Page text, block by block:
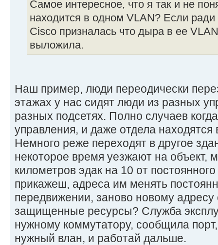
Самое интересное, что я так и не
находится в одном VLAN? Если ради
Cisco призналась что дыра в ее
выложила.
Наш пример, люди переодически
этажах у нас сидят люди из разных
разных подсетях. Полно случаев
управления, и даже отдела находятся
Немного реже переходят в другое
некоторое время уезжают на объект,
километров эдак на 10 от
прикажеш, адреса им менять
передвижении, заново новому адресу
защищенные ресурсы? Служба
нужному коммутатору, сообщила
нужный влан, и работай дальше.